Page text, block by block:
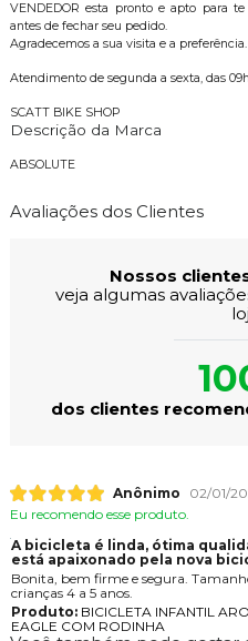
VENDEDOR esta pronto e apto para
antes de fechar seu pedido.
Agradecemos a sua visita e a
Atendimento de segunda a sexta, das
SCATT BIKE SHOP
Descrição da Marca
ABSOLUTE
Avaliações dos Clientes
Nossos
veja algumas
dos clientes
Anônimo
02/01/
Eu recomendo esse produto.
A bicicleta é linda, ótima
está apaixonado pela nova
Bonita, bem firme e segura.
crianças 4 a 5 anos.
Produto:BICICLETA INFANTIL
EAGLE COM RODINHA